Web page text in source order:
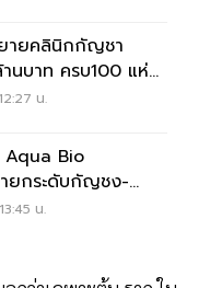
ายคลินิกกัญชา
น.
Aqua Bio
ยกระดับกัญชง-
น.